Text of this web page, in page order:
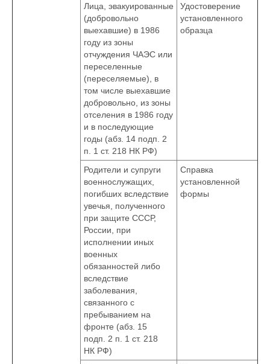
Лица, эвакуированные
(добровольно
выехавшие) в 1986
году из зоны
отчуждения ЧАЭС или
переселенные
(переселяемые), в
том числе выехавшие
добровольно, из зоны
отселения в 1986 году
и в последующие
годы (абз. 14 подп. 2
п. 1 ст. 218 НК РФ)
Удостоверение
установленного
образца
Родители и супруги
военнослужащих,
погибших вследствие
увечья, полученного
при защите СССР,
России, при
исполнении иных
военных
обязанностей либо
вследствие
заболевания,
связанного с
пребыванием на
фронте (абз. 15
подп. 2 п. 1 ст. 218
НК РФ)
Справка
установленной
формы